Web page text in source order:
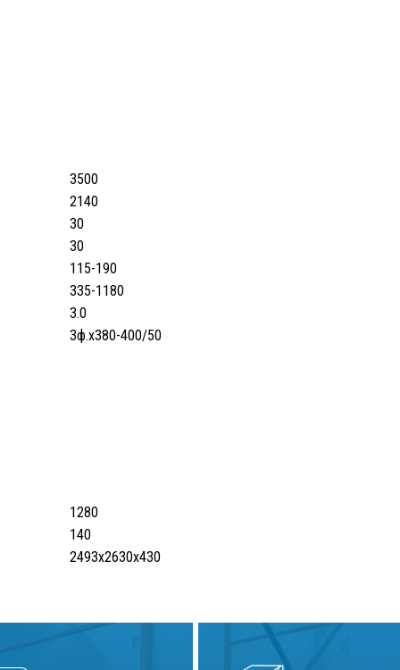
3500
2140
30
30
115-190
335-1180
3.0
3ф.х380-400/50
1280
140
2493x2630x430